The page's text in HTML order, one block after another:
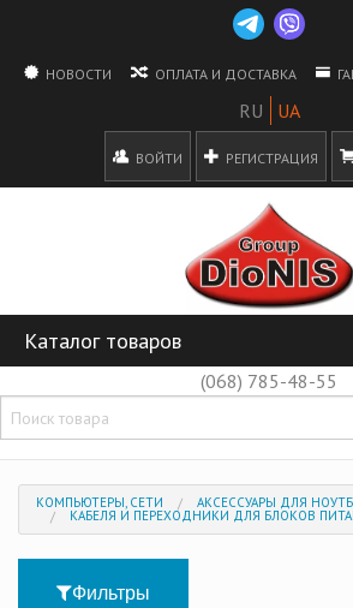
НОВОСТИ ОПЛАТА И ДОСТАВКА
ВОЙТИ РЕГИСТРАЦИЯ
Каталог товаров
(068) 785-48-55
КОМПЬЮТЕРЫ, СЕТИ АКСЕССУАРЫ ДЛЯ
КАБЕЛЯ И ПЕРЕХОДНИКИ ДЛЯ БЛОКОВ
Фильтры